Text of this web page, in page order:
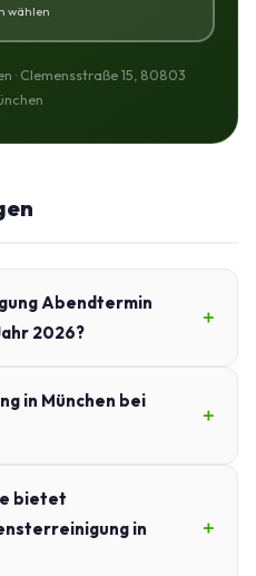
wählen
· Clemensstraße 15, 80803
Abendtermin
2026?
in München bei
bietet
in